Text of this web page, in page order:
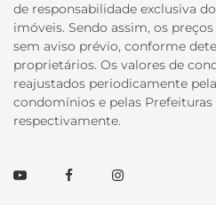
de responsabilidade exclusiva
imóveis. Sendo assim, os
sem aviso prévio, conforme
proprietários. Os valores de
reajustados periodicamente
condomínios e pelas Prefeituras
respectivamente.
YoutubeFacebookInstagram